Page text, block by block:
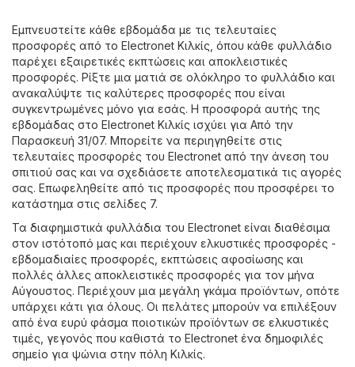
Εμπνευστείτε κάθε εβδομάδα με τις τελευταίες
προσφορές από το Electronet Κιλκίς, όπου κάθε φυλλάδιο
παρέχει εξαιρετικές εκπτώσεις και αποκλειστικές
προσφορές. Ρίξτε μια ματιά σε ολόκληρο το φυλλάδιο και
ανακαλύψτε τις καλύτερες προσφορές που είναι
συγκεντρωμένες μόνο για εσάς. Η προσφορά αυτής της
εβδομάδας στο Electronet Κιλκίς ισχύει για Από την
Παρασκευή 31/07. Μπορείτε να περιηγηθείτε στις
τελευταίες προσφορές του Electronet από την άνεση του
σπιτιού σας και να σχεδιάσετε αποτελεσματικά τις αγορές
σας. Επωφεληθείτε από τις προσφορές που προσφέρει το
κατάστημα στις σελίδες 7.
Τα διαφημιστικά φυλλάδια του Electronet είναι διαθέσιμα
στον ιστότοπό μας και περιέχουν ελκυστικές προσφορές -
εβδομαδιαίες προσφορές, εκπτώσεις αφοσίωσης και
πολλές άλλες αποκλειστικές προσφορές για τον μήνα
Αύγουστος. Περιέχουν μια μεγάλη γκάμα προϊόντων, οπότε
υπάρχει κάτι για όλους. Οι πελάτες μπορούν να επιλέξουν
από ένα ευρύ φάσμα ποιοτικών προϊόντων σε ελκυστικές
τιμές, γεγονός που καθιστά το Electronet ένα δημοφιλές
σημείο για ψώνια στην πόλη Κιλκίς.